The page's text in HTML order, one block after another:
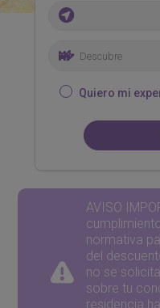
Descubre
Quiero mi
AVISO
normativa
del
no se
sobre tu
residencia